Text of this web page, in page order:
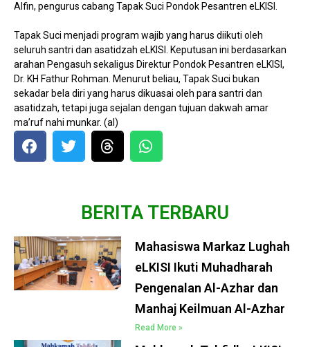
Alfin, pengurus cabang Tapak Suci Pondok Pesantren eLKISI.
Tapak Suci menjadi program wajib yang harus diikuti oleh
seluruh santri dan asatidzah eLKISI. Keputusan ini berdasarkan
arahan Pengasuh sekaligus Direktur Pondok Pesantren eLKISI,
Dr. KH Fathur Rohman. Menurut beliau, Tapak Suci bukan
sekadar bela diri yang harus dikuasai oleh para santri dan
asatidzah, tetapi juga sejalan dengan tujuan dakwah amar
ma’ruf nahi munkar. (al)
BERITA TERBARU
Mahasiswa Markaz Lughah
eLKISI Ikuti Muhadharah
Pengenalan Al-Azhar dan
Manhaj Keilmuan Al-Azhar
Read More »